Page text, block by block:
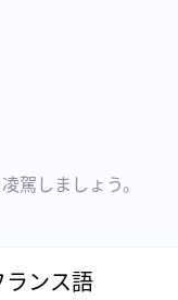
駕しましょう。
ランス語